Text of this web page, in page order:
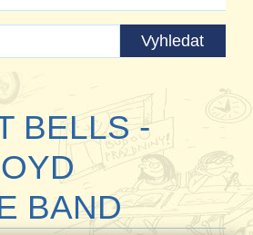
BELLS -
BAND